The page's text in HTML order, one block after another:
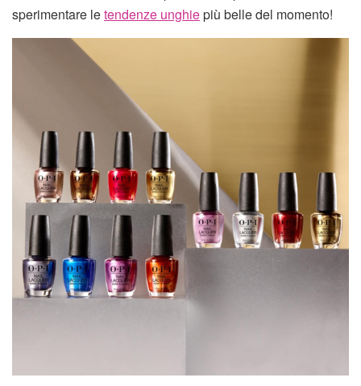
sperimentare letendenze unghiepiù belle del momento!